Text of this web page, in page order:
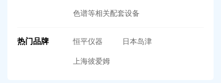
色谱等相关配套设备
热门品牌 恒平仪器 日本岛津
上海彼爱姆